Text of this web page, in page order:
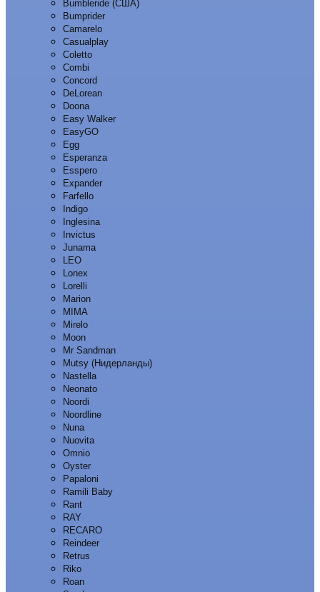
Bumbleride (США)
Bumprider
Camarelo
Casualplay
Coletto
Combi
Concord
DeLorean
Doona
Easy Walker
EasyGO
Egg
Esperanza
Esspero
Expander
Farfello
Indigo
Inglesina
Invictus
Junama
LEO
Lonex
Lorelli
Marion
MIMA
Mirelo
Moon
Mr Sandman
Mutsy (Нидерланды)
Nastella
Neonato
Noordi
Noordline
Nuna
Nuovita
Omnio
Oyster
Papaloni
Ramili Baby
Rant
RAY
RECARO
Reindeer
Retrus
Riko
Roan